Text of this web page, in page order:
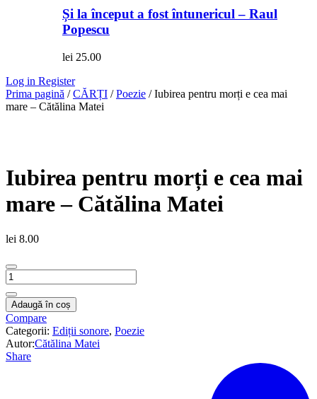
Și la început a fost întunericul – Raul
Popescu
lei 25.00
Log in Register
Prima pagină /CĂRȚI /Poezie / Iubirea pentru morți e cea mai
mare – Cătălina Matei
Iubirea pentru morți e cea mai
mare – Cătălina Matei
lei 8.00
Cantitate
Iubirea
pentru
morți
e
cea
mai
mare
Adaugă în coș
Compare
Categorii: Ediții sonore, Poezie
Autor:Cătălina Matei
Share